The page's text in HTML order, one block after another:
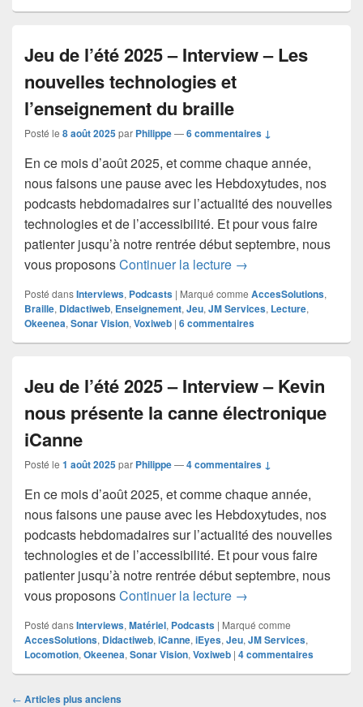
Jeu de l’été 2025 – Interview – Les
nouvelles technologies et
l’enseignement du braille
Posté le 8 août 2025par Philippe—6 commentaires ↓
En ce mois d’août 2025, et comme chaque année,
nous faisons une pause avec les Hebdoxytudes, nos
podcasts hebdomadaires sur l’actualité des nouvelles
technologies et de l’accessibilité. Et pour vous faire
patienter jusqu’à notre rentrée début septembre, nous
vous proposonsContinuer la lecture Jeu de l’été 2025 –
→
Posté dansInterviews, Podcasts | Marqué comme AccesSolutions,
Braille, Didactiweb, Enseignement, Jeu, JM Services, Lecture,
Okeenea, Sonar Vision, Voxiweb | 6commentaires
Jeu de l’été 2025 – Interview – Kevin
nous présente la canne électronique
iCanne
Posté le 1 août 2025par Philippe—4 commentaires ↓
En ce mois d’août 2025, et comme chaque année,
nous faisons une pause avec les Hebdoxytudes, nos
podcasts hebdomadaires sur l’actualité des nouvelles
technologies et de l’accessibilité. Et pour vous faire
patienter jusqu’à notre rentrée début septembre, nous
vous proposonsContinuer la lecture Jeu de l’été 2025 –
→
Posté dansInterviews, Matériel, Podcasts | Marqué comme
AccesSolutions, Didactiweb, iCanne, iEyes, Jeu, JM Services,
Locomotion, Okeenea, Sonar Vision, Voxiweb | 4commentaires
Navigation
← Articles plus anciens